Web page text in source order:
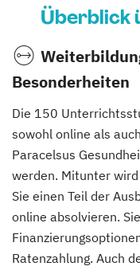
Überblick
Besonderheiten
Die 150
sowohl online als
Paracelsus
werden. Mitunter
Sie einen Teil der
online absolvieren.
Ratenzahlung. Auch